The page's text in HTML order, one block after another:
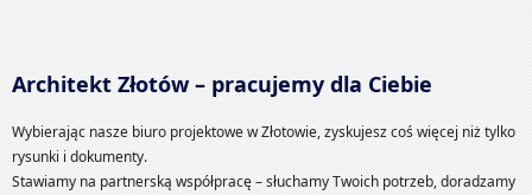
Architekt Złotów – pracujemy dla Ciebie
Wybierając nasze biuro projektowe w Złotowie, zyskujesz coś więcej niż tylko
rysunki i dokumenty.
Stawiamy na partnerską współpracę – słuchamy Twoich potrzeb, doradzamy